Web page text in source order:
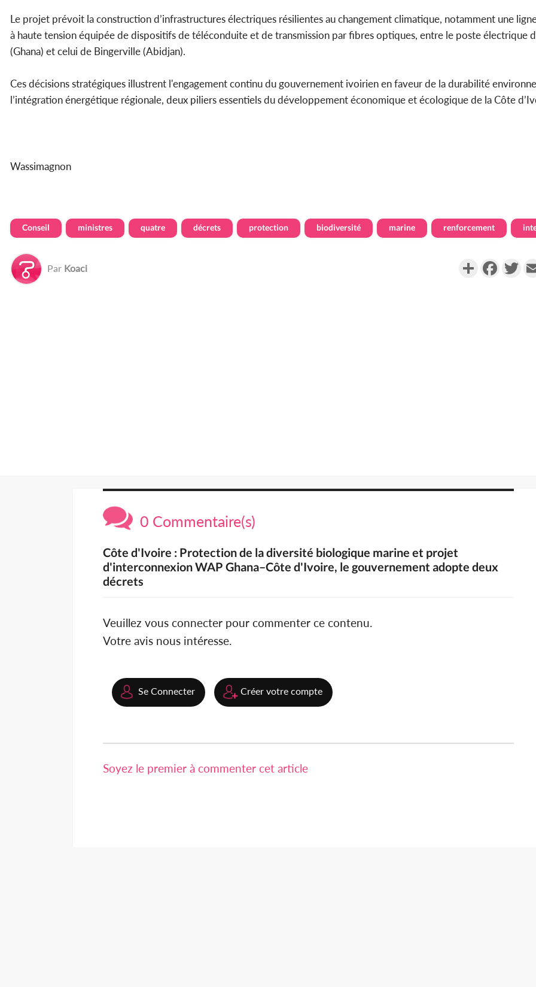
Le projet prévoit la construction d’infrastructures électriques résilientes au changement climatique, notamment une
à haute tension équipée de dispositifs de téléconduite et de transmission par fibres optiques, entre le poste électrique
(Ghana) et celui de Bingerville (Abidjan).
Ces décisions stratégiques illustrent l'engagement continu du gouvernement ivoirien en faveur de la durabilité
l’intégration énergétique régionale, deux piliers essentiels du développement économique et écologique de la Côte
Wassimagnon
Conseil ministres quatre décrets protection biodiversité marine renforcement
Par Koaci Partager
0 Commentaire(s)
Côte d'Ivoire : Protection de la diversité biologique marine et projet
d'interconnexion WAP Ghana–Côte d'Ivoire, le gouvernement adopte deux
décrets
Veuillez vous connecter pour commenter ce contenu.
Votre avis nous intéresse.
Se Connecter Créer votre compte
Soyez le premier à commenter cet article